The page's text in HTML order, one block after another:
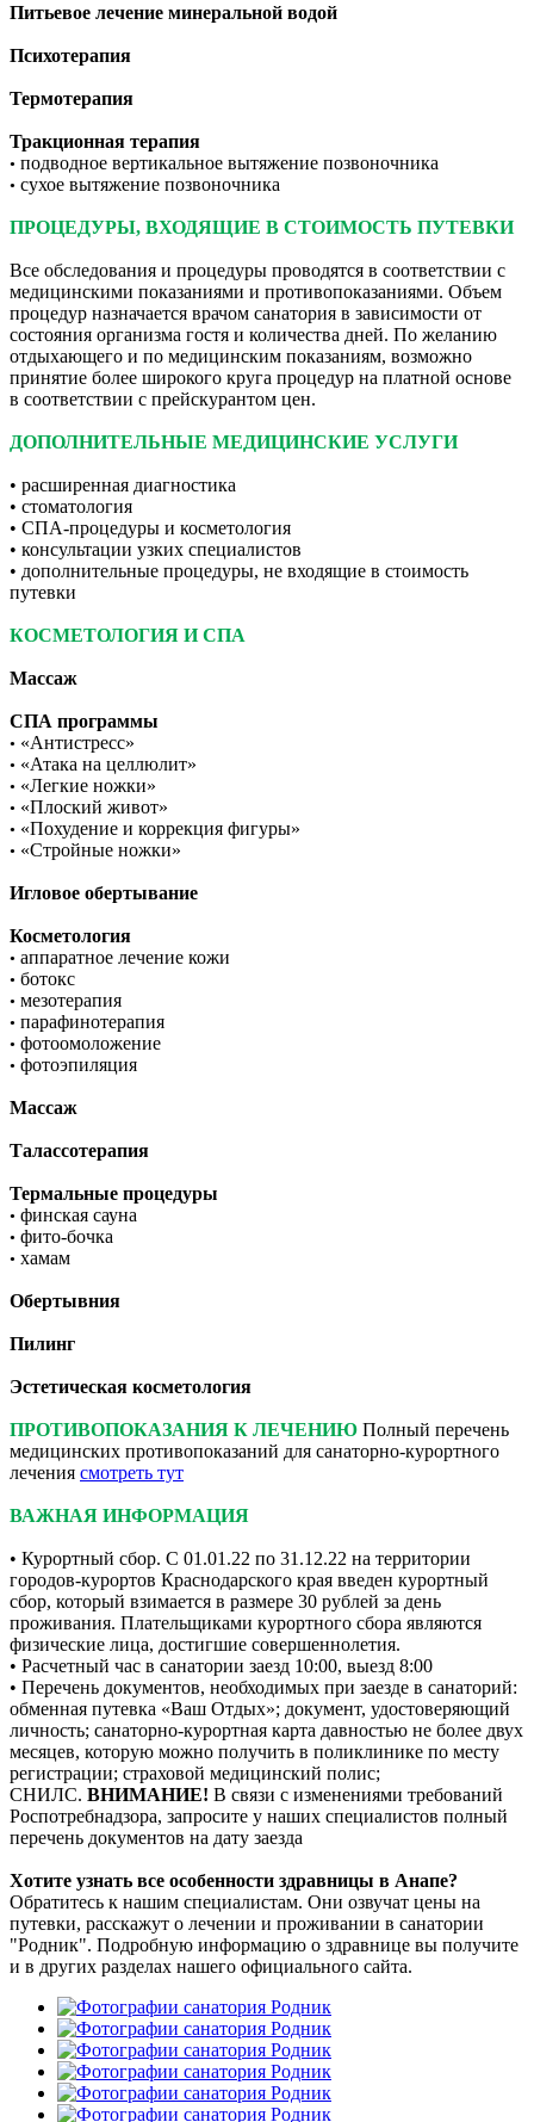
Питьевое лечение минеральной водой
Психотерапия
Термотерапия
Тракционная терапия
• подводное вертикальное вытяжение позвоночника
• сухое вытяжение позвоночника
ПРОЦЕДУРЫ, ВХОДЯЩИЕ В СТОИМОСТЬ ПУТЕВКИ
Все обследования и процедуры проводятся в соответствии с
медицинскими показаниями и противопоказаниями. Объем
процедур назначается врачом санатория в зависимости от
состояния организма гостя и количества дней. По желанию
отдыхающего и по медицинским показаниям, возможно
принятие более широкого круга процедур на платной основе
в соответствии с прейскурантом цен.
ДОПОЛНИТЕЛЬНЫЕ МЕДИЦИНСКИЕ УСЛУГИ
• расширенная диагностика
• стоматология
• СПА-процедуры и косметология
• консультации узких специалистов
• дополнительные процедуры, не входящие в стоимость
путевки
КОСМЕТОЛОГИЯ И СПА
Массаж
СПА программы
• «Антистресс»
• «Атака на целлюлит»
• «Легкие ножки»
• «Плоский живот»
• «Похудение и коррекция фигуры»
• «Стройные ножки»
Игловое обертывание
Косметология
• аппаратное лечение кожи
• ботокс
• мезотерапия
• парафинотерапия
• фотоомоложение
• фотоэпиляция
Массаж
Талассотерапия
Термальные процедуры
• финская сауна
• фито-бочка
• хамам
Обертывния
Пилинг
Эстетическая косметология
ПРОТИВОПОКАЗАНИЯ К ЛЕЧЕНИЮ Полный перечень
медицинских противопоказаний для санаторно-курортного
лечения смотреть тут
ВАЖНАЯ ИНФОРМАЦИЯ
• Курортный сбор. С 01.01.22 по 31.12.22 на территории
городов-курортов Краснодарского края введен курортный
сбор, который взимается в размере 30 рублей за день
проживания. Плательщиками курортного сбора являются
физические лица, достигшие совершеннолетия.
• Расчетный час в санатории заезд 10:00, выезд 8:00
• Перечень документов, необходимых при заезде в санаторий:
обменная путевка «Ваш Отдых»; документ, удостоверяющий
личность; санаторно-курортная карта давностью не более двух
месяцев, которую можно получить в поликлинике по месту
регистрации; страховой медицинский полис;
СНИЛС. ВНИМАНИЕ! В связи с изменениями требований
Роспотребнадзора, запросите у наших специалистов полный
перечень документов на дату заезда
Хотите узнать все особенности здравницы в Анапе?
Обратитесь к нашим специалистам. Они озвучат цены на
путевки, расскажут о лечении и проживании в санатории
"Родник". Подробную информацию о здравнице вы получите
и в других разделах нашего официального сайта.